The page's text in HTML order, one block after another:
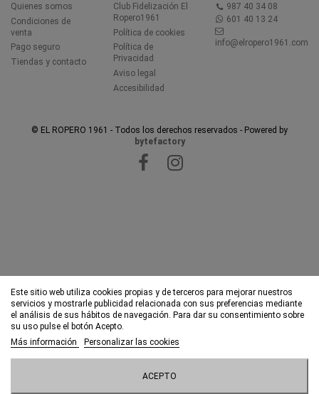
Quienes somos
Condiciones de
venta
Pago seguro
Tiendas y contacto
Club Fidelización El
Ropero1961
Política de cookies
Política de
Privacidad
Aviso legal
Accesibilidad
987 40 34 08
601 40 13 24
info@elropero1961.com
Este sitio web utiliza cookies propias y de terceros para mejorar nuestros
servicios y mostrarle publicidad relacionada con sus preferencias mediante
el análisis de sus hábitos de navegación. Para dar su consentimiento sobre
su uso pulse el botón Acepto.
Más información
Personalizar las cookies
ACEPTO
© EL ROPERO 1961 - Todos los derechos reservados - Powered by
bytefactory